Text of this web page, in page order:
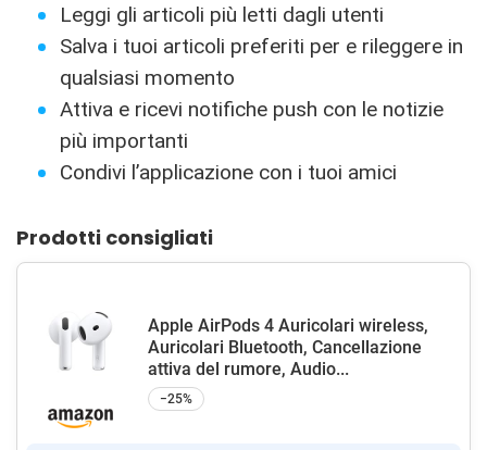
Leggi gli articoli più letti dagli utenti
Salva i tuoi articoli preferiti per e rileggere in
qualsiasi momento
Attiva e ricevi notifiche push con le notizie
più importanti
Condivi l’applicazione con i tuoi amici
Prodotti consigliati
Apple AirPods 4 Auricolari wireless,
Auricolari Bluetooth, Cancellazione
attiva del rumore, Audio...
−25%